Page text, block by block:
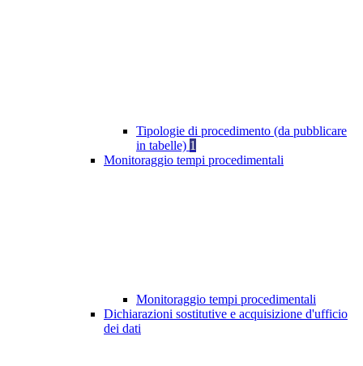
Tipologie di procedimento (da pubblicare
in tabelle) 1
Monitoraggio tempi procedimentali
Monitoraggio tempi procedimentali
Dichiarazioni sostitutive e acquisizione d'ufficio
dei dati